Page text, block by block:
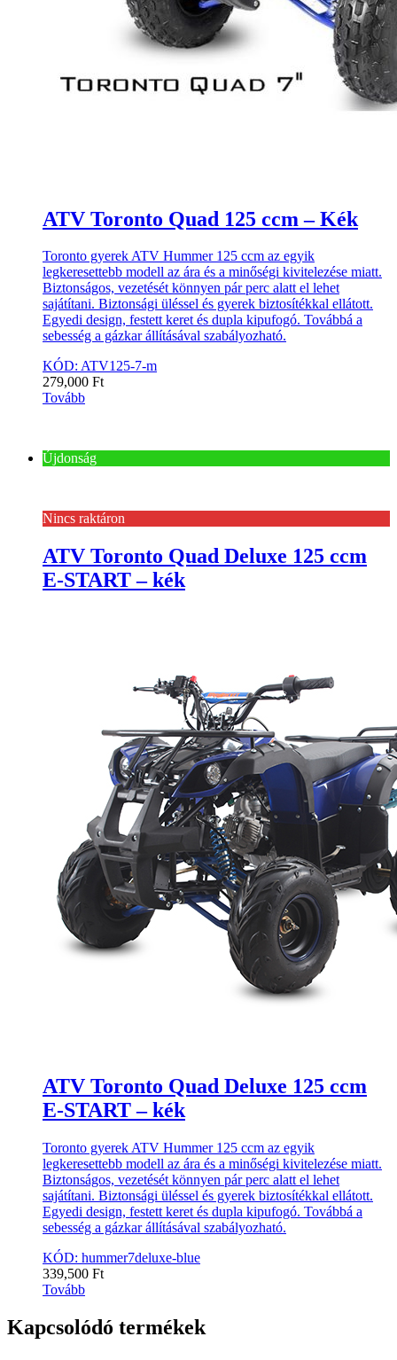
ATV Toronto Quad 125 ccm – Kék
Toronto gyerek ATV Hummer 125 ccm az egyik
legkeresettebb modell az ára és a minőségi kivitelezése miatt.
Biztonságos, vezetését könnyen pár perc alatt el lehet
sajátítani. Biztonsági üléssel és gyerek biztosítékkal ellátott.
Egyedi design, festett keret és dupla kipufogó. Továbbá a
sebesség a gázkar állításával szabályozható.
KÓD: ATV125-7-m
279,000 Ft
Tovább
Újdonság
Nincs raktáron
ATV Toronto Quad Deluxe 125 ccm
E-START – kék
ATV Toronto Quad Deluxe 125 ccm
E-START – kék
Toronto gyerek ATV Hummer 125 ccm az egyik
legkeresettebb modell az ára és a minőségi kivitelezése miatt.
Biztonságos, vezetését könnyen pár perc alatt el lehet
sajátítani. Biztonsági üléssel és gyerek biztosítékkal ellátott.
Egyedi design, festett keret és dupla kipufogó. Továbbá a
sebesség a gázkar állításával szabályozható.
KÓD: hummer7deluxe-blue
339,500 Ft
Tovább
Kapcsolódó termékek